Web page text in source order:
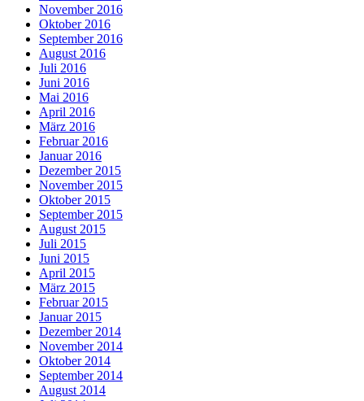
November 2016
Oktober 2016
September 2016
August 2016
Juli 2016
Juni 2016
Mai 2016
April 2016
März 2016
Februar 2016
Januar 2016
Dezember 2015
November 2015
Oktober 2015
September 2015
August 2015
Juli 2015
Juni 2015
April 2015
März 2015
Februar 2015
Januar 2015
Dezember 2014
November 2014
Oktober 2014
September 2014
August 2014